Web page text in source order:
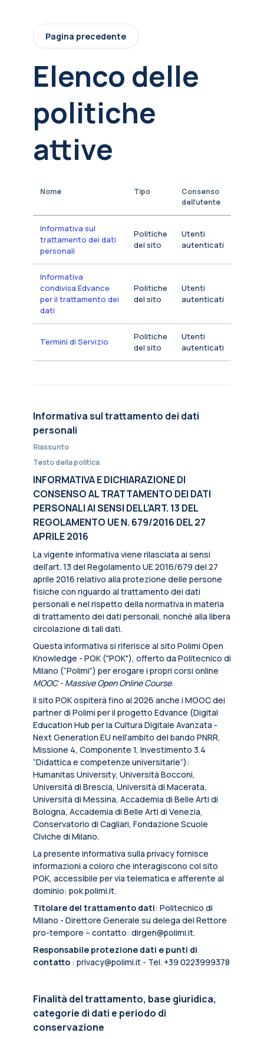
Pagina precedente
Elenco delle
politiche
attive
Nome Tipo
Consenso
dell'utente
Informativa sul
trattamento dei dati
personali
Politiche
del sito
Utenti
autenticati
Informativa
condivisa Edvance
per il trattamento dei
dati
Politiche
del sito
Utenti
autenticati
Termini di Servizio
Politiche
del sito
Utenti
autenticati
Informativa sul trattamento dei dati
personali
Riassunto
Testo della politica
INFORMATIVA E DICHIARAZIONE DI
CONSENSO AL TRATTAMENTO DEI DATI
PERSONALI AI SENSI DELL'ART. 13 DEL
REGOLAMENTO UE N. 679/2016 DEL 27
APRILE 2016
La vigente informativa viene rilasciata ai sensi
dell’art. 13 del Regolamento UE 2016/679 del 27
aprile 2016 relativo alla protezione delle persone
fisiche con riguardo al trattamento dei dati
personali e nel rispetto della normativa in materia
di trattamento dei dati personali, nonché alla libera
circolazione di tali dati.
Questa informativa si riferisce al sito Polimi Open
Knowledge - POK ("POK"), offerto da Politecnico di
Milano (“Polimi”) per erogare i propri corsi online
MOOC - Massive Open Online Course.
Il sito POK ospiterà fino al 2026 anche i MOOC dei
partner di Polimi per il progetto Edvance (Digital
Education Hub per la Cultura Digitale Avanzata -
Next Generation EU nell’ambito del bando PNRR,
Missione 4, Componente 1, Investimento 3.4
“Didattica e competenze universitarie”):
Humanitas University, Università Bocconi,
Università di Brescia, Università di Macerata,
Università di Messina, Accademia di Belle Arti di
Bologna, Accademia di Belle Arti di Venezia,
Conservatorio di Cagliari, Fondazione Scuole
Civiche di Milano.
La presente informativa sulla privacy fornisce
informazioni a coloro che interagiscono col sito
POK, accessibile per via telematica e afferente al
dominio: pok.polimi.it.
Titolare del trattamento dati: Politecnico di
Milano - Direttore Generale su delega del Rettore
pro-tempore – contatto: dirgen@polimi.it.
Responsabile protezione dati e punti di
contatto : privacy@polimi.it - Tel. +39 0223999378
Finalità del trattamento, base giuridica,
categorie di dati e periodo di
conservazione